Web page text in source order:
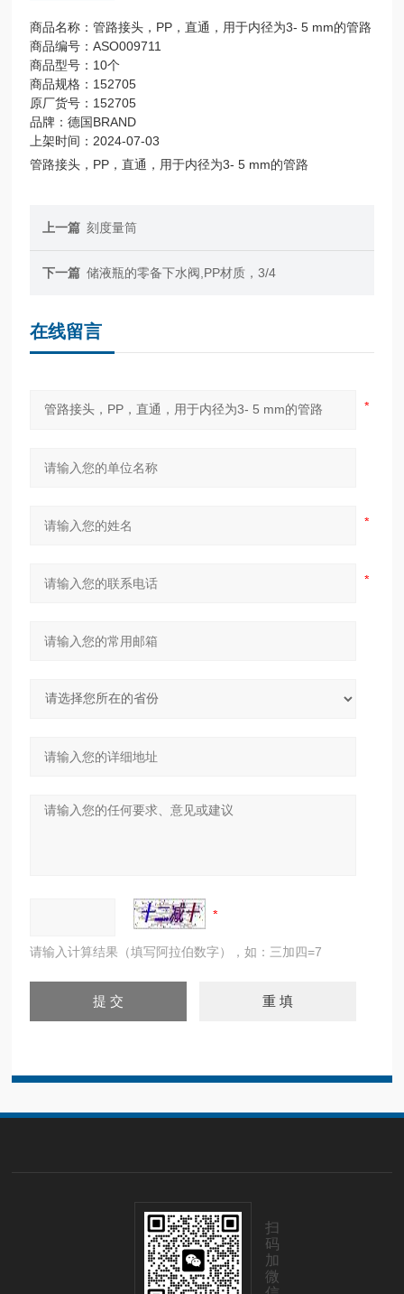
商品名称：管路接头，PP，直通，用于内径为3- 5 mm的管路
商品编号：ASO009711
商品型号：10个
商品规格：152705
原厂货号：152705
品牌：德国BRAND
上架时间：2024-07-03
管路接头，PP，直通，用于内径为3- 5 mm的管路
上一篇 刻度量筒
下一篇 储液瓶的零备下水阀,PP材质，3/4
在线留言
请输入计算结果（填写阿拉伯数字），如：三加四=7
扫
码
加
微